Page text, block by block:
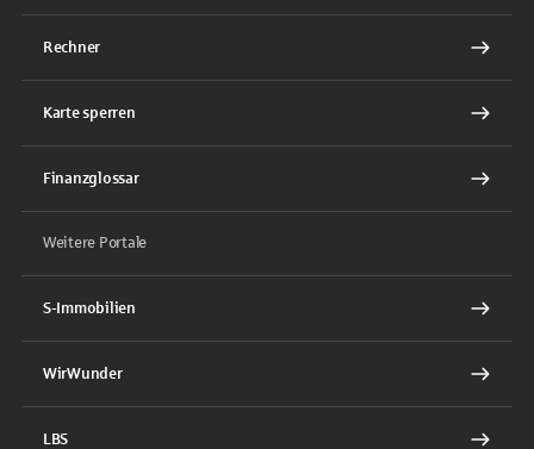
Rechner
Karte sperren
Finanzglossar
Weitere Portale
S-Immobilien
WirWunder
LBS